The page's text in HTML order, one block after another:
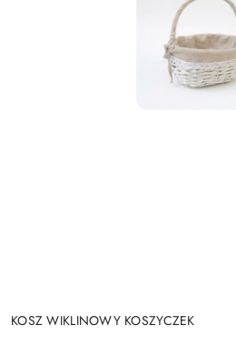
KOSZ WIKLINOWY KOSZYCZEK